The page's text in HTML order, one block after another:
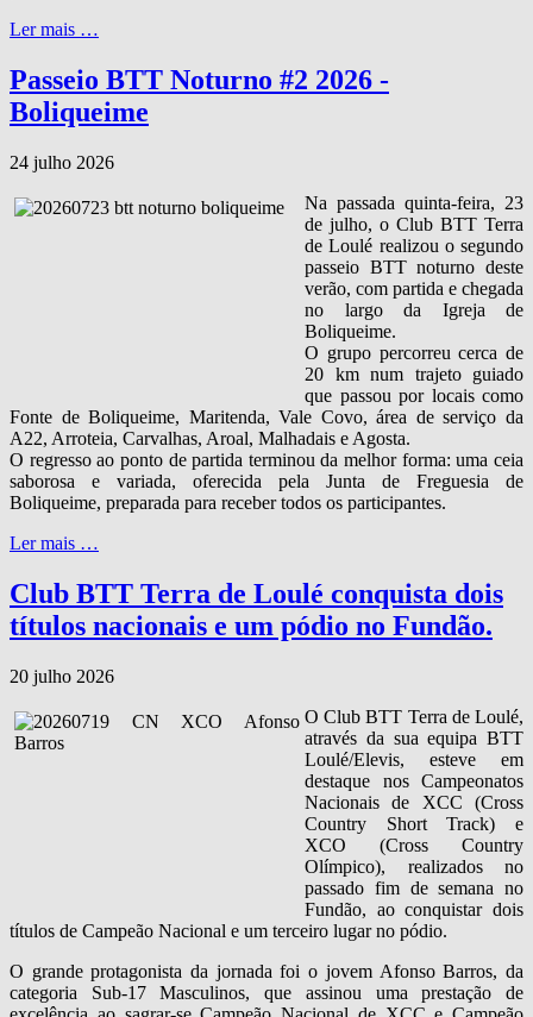
Ler mais …
Passeio BTT Noturno #2 2026 -
Boliqueime
24 julho 2026
Na passada quinta‑feira, 23
de julho, o Club BTT Terra
de Loulé realizou o segundo
passeio BTT noturno deste
verão, com partida e chegada
no largo da Igreja de
Boliqueime.
O grupo percorreu cerca de
20 km num trajeto guiado
que passou por locais como
Fonte de Boliqueime, Maritenda, Vale Covo, área de serviço da
A22, Arroteia, Carvalhas, Aroal, Malhadais e Agosta.
O regresso ao ponto de partida terminou da melhor forma: uma ceia
saborosa e variada, oferecida pela Junta de Freguesia de
Boliqueime, preparada para receber todos os participantes.
Ler mais …
Club BTT Terra de Loulé conquista dois
títulos nacionais e um pódio no Fundão.
20 julho 2026
O Club BTT Terra de Loulé,
através da sua equipa BTT
Loulé/Elevis, esteve em
destaque nos Campeonatos
Nacionais de XCC (Cross
Country Short Track) e
XCO (Cross Country
Olímpico), realizados no
passado fim de semana no
Fundão, ao conquistar dois
títulos de Campeão Nacional e um terceiro lugar no pódio.
O grande protagonista da jornada foi o jovem Afonso Barros, da
categoria Sub‑17 Masculinos, que assinou uma prestação de